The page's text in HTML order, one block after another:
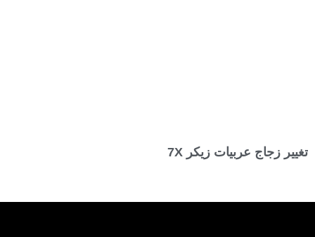
تغيير زجاج عربيات زيكر 7X